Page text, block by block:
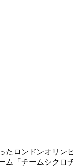
たロンドンオリン
「チームシクロ